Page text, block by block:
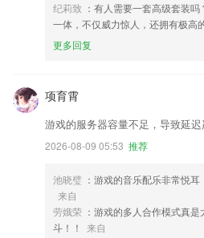
纪莉致 ：有人需要一套高级套装
一体，不仅威力惊人，还拥有极高
更多回复
项育霄
游戏的服务器容量不足，导致延迟
2026-08-09 05:53 推荐
池晓璧 ：游戏的音乐配乐非常悦耳
来自
劳娥荣 ：游戏的多人合作模式真
斗！！
来自